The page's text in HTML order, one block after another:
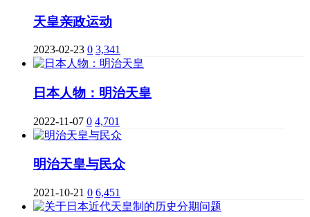
天皇亲政运动
2023-02-23 0 3,341
日本人物：明治天皇
2022-11-07 0 4,701
明治天皇与民众
2021-10-21 0 6,451